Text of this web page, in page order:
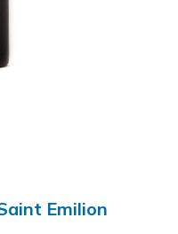
Emilion